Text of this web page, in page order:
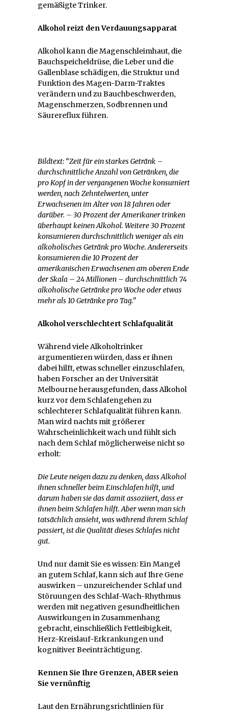
gemäßigte Trinker.
Alkohol reizt den Verdauungsapparat
Alkohol kann die Magenschleimhaut, die
Bauchspeicheldrüse, die Leber und die
Gallenblase schädigen, die Struktur und
Funktion des Magen-Darm-Traktes
verändern und zu Bauchbeschwerden,
Magenschmerzen, Sodbrennen und
Säurereflux führen.
Bildtext: “Zeit für ein starkes Getränk –
durchschnittliche Anzahl von Getränken, die
pro Kopf in der vergangenen Woche konsumiert
werden, nach Zehntelwerten, unter
Erwachsenen im Alter von 18 Jahren oder
darüber. – 30 Prozent der Amerikaner trinken
überhaupt keinen Alkohol. Weitere 30 Prozent
konsumieren durchschnittlich weniger als ein
alkoholisches Getränk pro Woche. Andererseits
konsumieren die 10 Prozent der
amerikanischen Erwachsenen am oberen Ende
der Skala – 24 Millionen – durchschnittlich 74
alkoholische Getränke pro Woche oder etwas
mehr als 10 Getränke pro Tag.”
Alkohol verschlechtert Schlafqualität
Während viele Alkoholtrinker
argumentieren würden, dass er ihnen
dabei hilft, etwas schneller einzuschlafen,
haben Forscher an der Universität
Melbourne herausgefunden, dass Alkohol
kurz vor dem Schlafengehen zu
schlechterer Schlafqualität führen kann.
Man wird nachts mit größerer
Wahrscheinlichkeit wach und fühlt sich
nach dem Schlaf möglicherweise nicht so
erholt:
Die Leute neigen dazu zu denken, dass Alkohol
ihnen schneller beim Einschlafen hilft, und
darum haben sie das damit assoziiert, dass er
ihnen beim Schlafen hilft. Aber wenn man sich
tatsächlich ansieht, was während ihrem Schlaf
passiert, ist die Qualität dieses Schlafes nicht
gut.
Und nur damit Sie es wissen: Ein Mangel
an gutem Schlaf, kann sich auf Ihre Gene
auswirken – unzureichender Schlaf und
Störuungen des Schlaf-Wach-Rhythmus
werden mit negativen gesundheitlichen
Auswirkungen in Zusammenhang
gebracht, einschließlich Fettleibigkeit,
Herz-Kreislauf-Erkrankungen und
kognitiver Beeinträchtigung.
Kennen Sie Ihre Grenzen, ABER seien
Sie vernünftig
Laut den Ernährungsrichtlinien für